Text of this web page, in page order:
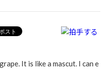
It is like a mascut. I can e